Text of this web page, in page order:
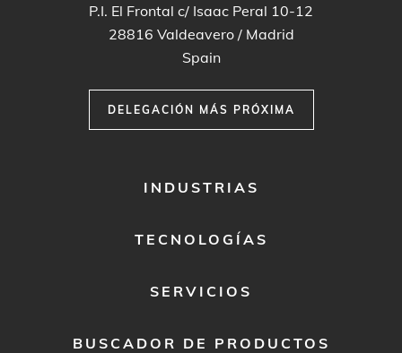
P.I. El Frontal c/ Isaac Peral 10-12
28816 Valdeavero / Madrid
Spain
DELEGACIÓN MÁS PRÓXIMA
INDUSTRIAS
TECNOLOGÍAS
SERVICIOS
BUSCADOR DE PRODUCTOS